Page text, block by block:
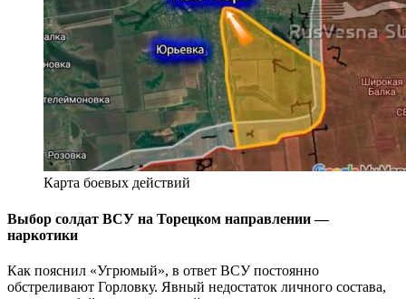
Карта боевых действий
Выбор солдат ВСУ на Торецком направлении —
наркотики
Как пояснил «Угрюмый», в ответ ВСУ постоянно
обстреливают Горловку. Явный недостаток личного состава,